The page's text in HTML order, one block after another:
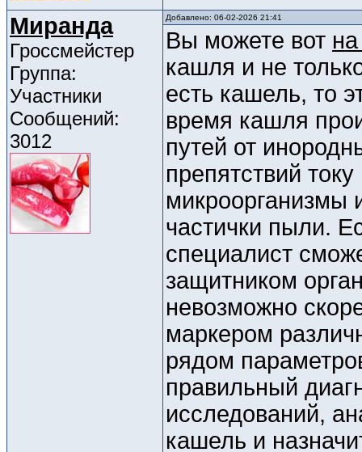
Миранда
Гроссмейстер
Группа:
Участники
Сообщений:
3012
Добавлено: 06-02-2026 21:41
Вы можете вот
кашля и не
есть кашель, то
время кашля
путей от
препятствий
микроорганизмы
частички пыли.
специалист
защитником
невозможно
маркером
рядом
правильный
исследований,
кашель и